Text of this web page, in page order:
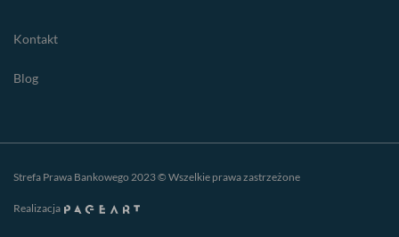
Kontakt
Blog
Strefa Prawa Bankowego 2023 © Wszelkie prawa zastrzeżone
Realizacja